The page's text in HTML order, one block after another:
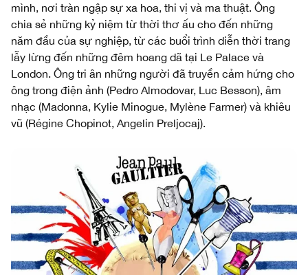
mình, nơi tràn ngập sự xa hoa, thi vị và ma thuật. Ông
chia sẻ những kỷ niệm từ thời thơ ấu cho đến những
năm đầu của sự nghiệp, từ các buổi trình diễn thời trang
lẫy lừng đến những đêm hoang dã tại Le Palace và
London. Ông tri ân những người đã truyền cảm hứng cho
ông trong điện ảnh (Pedro Almodovar, Luc Besson), âm
nhạc (Madonna, Kylie Minogue, Mylène Farmer) và khiêu
vũ (Régine Chopinot, Angelin Preljocaj).